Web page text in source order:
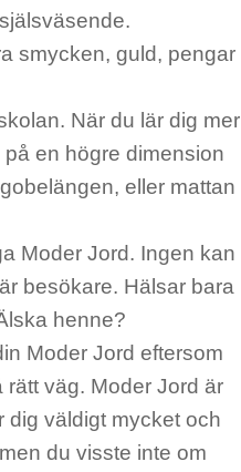
smycken, guld, pengar
När du lär dig mer
en högre dimension
eller mattan
Moder Jord. Ingen kan
besökare. Hälsar bara
henne?
Moder Jord eftersom
rätt väg. Moder Jord är
dig väldigt mycket och
du visste inte om